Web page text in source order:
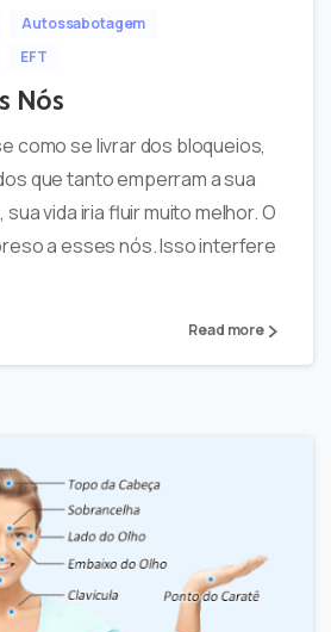
Autossabotagem
EFT
Nós
como se livrar dos bloqueios,
que tanto emperram a sua
vida iria fluir muito melhor. O
a esses nós. Isso interfere
Read more